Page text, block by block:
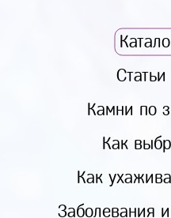
Камни по
Как
Как
Заболевания